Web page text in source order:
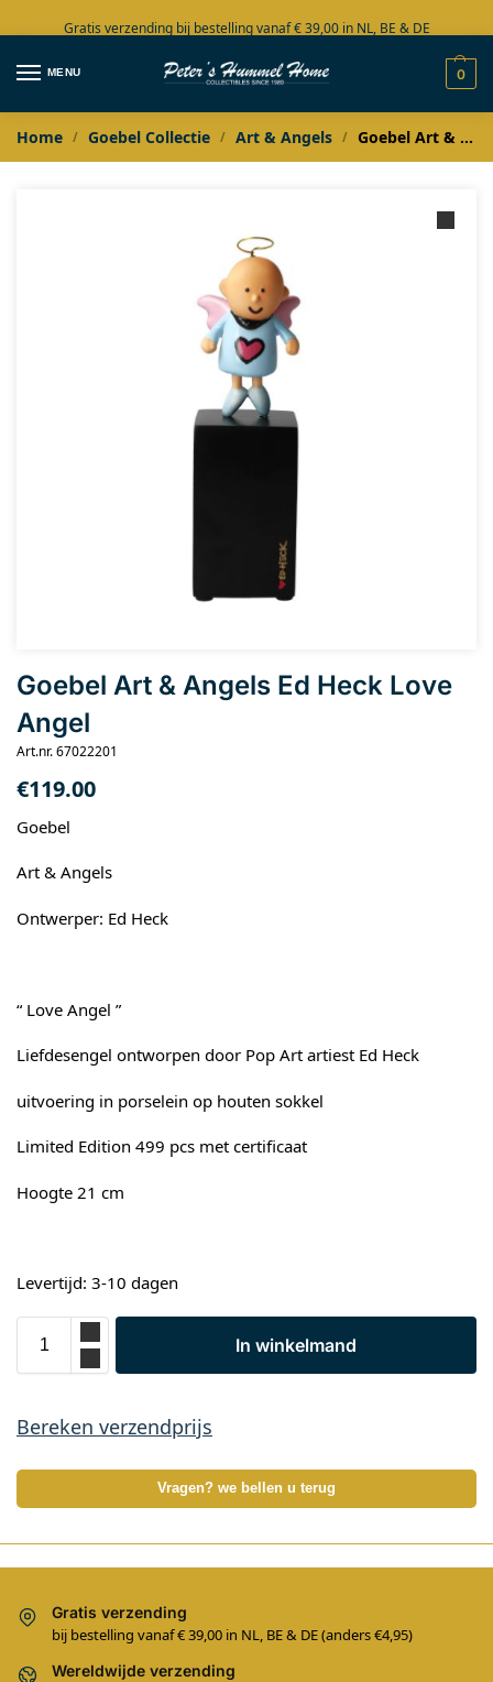
Gratis verzending bij bestelling vanaf € 39,00 in NL, BE & DE
Grote collectie in voorraad
MENU 0
Home / Goebel Collectie / Art & Angels / Goebel Art & Angels Ed Heck Love Angel
Goebel Art & Angels Ed Heck Love
Angel
Art.nr. 67022201
€119.00
Goebel
Art & Angels
Ontwerper: Ed Heck
“ Love Angel ”
Liefdesengel ontworpen door Pop Art artiest Ed Heck
uitvoering in porselein op houten sokkel
Limited Edition 499 pcs met certificaat
Hoogte 21 cm
Levertijd: 3-10 dagen
In winkelmand
Bereken verzendprijs
Vragen? we bellen u terug
Gratis verzending
bij bestelling vanaf € 39,00 in NL, BE & DE (anders €4,95)
Wereldwijde verzending